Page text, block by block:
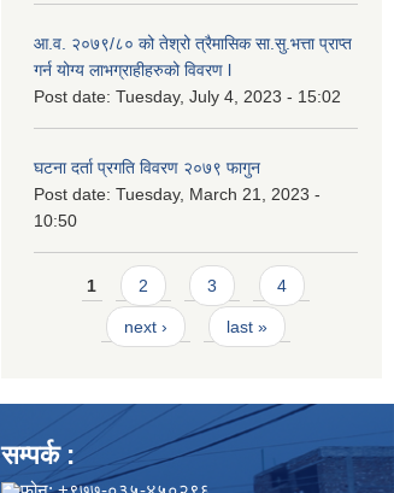
आ.व. २०७९/८० को तेश्रो त्रैमासिक सा.सु.भ‍त्ता प्राप्त
गर्न योग्य लाभग्राहीहरुको विवरण l
Post date: Tuesday, July 4, 2023 - 15:02
घटना दर्ता प्रगति विवरण २०७९ फागुन
Post date: Tuesday, March 21, 2023 -
10:50
Pages
1 2 3 4
next › last »
सम्पर्क :